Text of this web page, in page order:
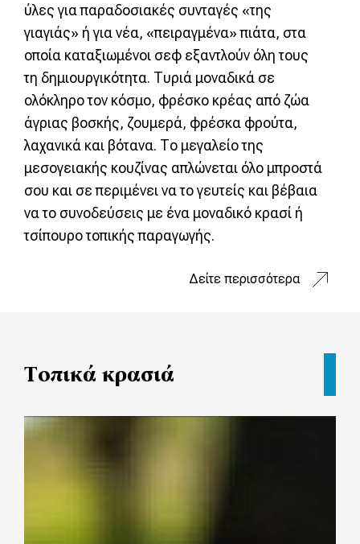
ύλες για παραδοσιακές συνταγές «της
γιαγιάς» ή για νέα, «πειραγμένα» πιάτα, στα
οποία καταξιωμένοι σεφ εξαντλούν όλη τους
τη δημιουργικότητα. Τυριά μοναδικά σε
ολόκληρο τον κόσμο, φρέσκο κρέας από ζώα
άγριας βοσκής, ζουμερά, φρέσκα φρούτα,
λαχανικά και βότανα. Το μεγαλείο της
μεσογειακής κουζίνας απλώνεται όλο μπροστά
σου και σε περιμένει να το γευτείς και βέβαια
να το συνοδεύσεις με ένα μοναδικό κρασί ή
τσίπουρο τοπικής παραγωγής.
Δείτε περισσότερα
Τοπικά κρασιά